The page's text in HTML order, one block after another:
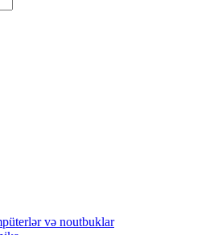
və noutbuklar